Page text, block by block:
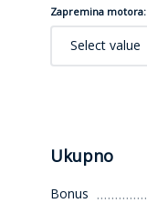
Zapremina motora:
Select value
Ukupno
Bonus